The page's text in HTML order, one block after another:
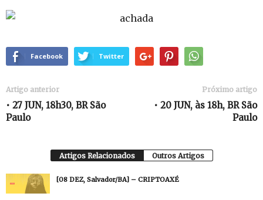
Facebook Twitter
Artigo anterior
• 27 JUN, 18h30, BR São
Paulo
Próximo artigo
• 20 JUN, às 18h, BR São
Paulo
Artigos Relacionados Outros Artigos
[08 DEZ, Salvador/BA] – CRIPTOAXÉ